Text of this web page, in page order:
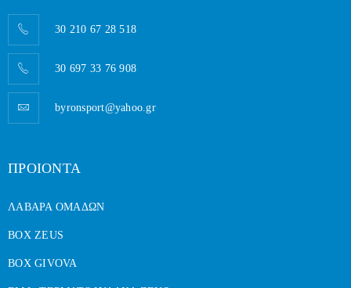
30 210 67 28 518
30 697 33 76 908
byronsport@yahoo.gr
ΠΡΟΙΟΝΤΑ
ΛΑΒΑΡΑ ΟΜΑΔΩΝ
BOX ZEUS
BOX GIVOVA